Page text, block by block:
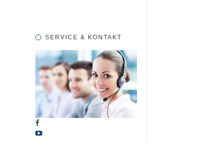
SERVICE & KONTAKT